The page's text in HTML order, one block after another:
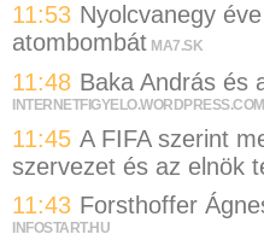
11:53 Nyolcvanegy
atombombát MA7.SK
11:48 Baka András és
INTERNETFIGYELO.WORDPRESS.COM
11:45 A FIFA szerint
szervezet és az elnök
11:43 Forsthoffer
INFOSTART.HU